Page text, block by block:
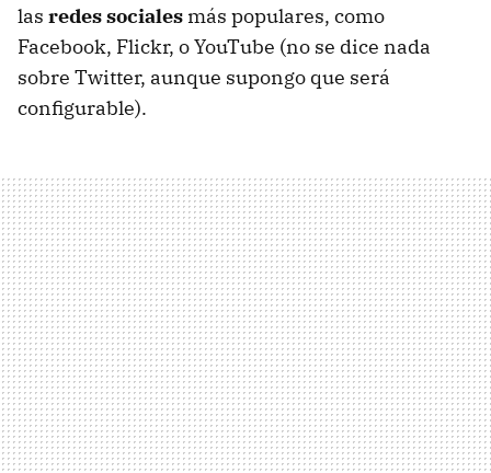
las redes sociales más populares, como
Facebook, Flickr, o YouTube (no se dice nada
sobre Twitter, aunque supongo que será
configurable).